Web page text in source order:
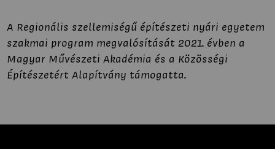
A Regionális szellemiségű építészeti nyári egyetem
szakmai program megvalósítását 2021. évben a
Magyar Művészeti Akadémia és a Közösségi
Építészetért Alapítvány támogatta.